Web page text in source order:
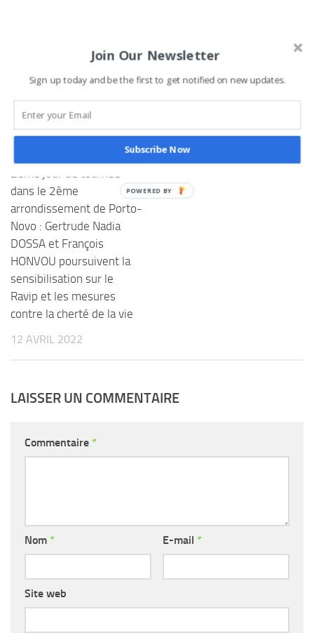
VOUS AIMEREZ AUSSI...
2ème jour de tournée
dans le 2ème
arrondissement de Porto-
Novo : Gertrude Nadia
DOSSA et François
HONVOU poursuivent la
sensibilisation sur le
Ravip et les mesures
contre la cherté de la vie
12 AVRIL 2022
Tentative de vol déjouée
le suspect arrêté
5 SEPTEMBRE 2025
LAISSER UN COMMENTAIRE
Commentaire *
Nom * E-mail *
Site web
Join Our Newsletter
Sign up today and be the first to get notified on new updates.
Subscribe Now